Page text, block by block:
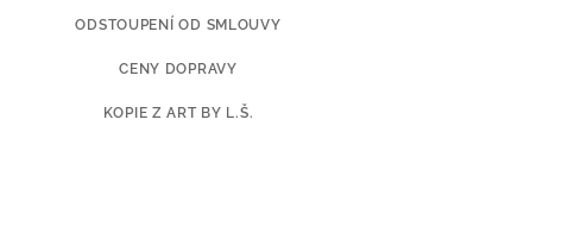
ODSTOUPENÍ OD SMLOUVY
CENY DOPRAVY
KOPIE Z ART BY L.Š.